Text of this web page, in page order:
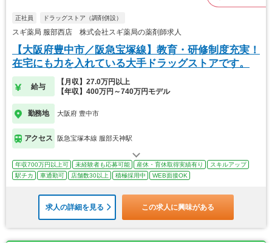
正社員 ドラッグストア（調剤併設）
スギ薬局 服部西店 株式会社スギ薬局の薬剤師求人
【大阪府豊中市／阪急宝塚線】教育・研修制度充実！
在宅にも力を入れている大手ドラッグストアです。
給与
【月収】27.0万円以上
【年収】400万円～740万円モデル
勤務地 大阪府 豊中市
アクセス 阪急宝塚本線 服部天神駅
年収700万円以上可 未経験者も応募可能 産休・育休取得実績有り
スキルアップ
駅チカ
車通勤可 店舗数30以上 積極採用中 WEB面接OK
求人の詳細を見る この求人に興味がある